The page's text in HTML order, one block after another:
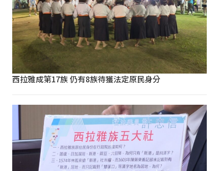
西拉雅成第17族 仍有8族待獲法定原民身分